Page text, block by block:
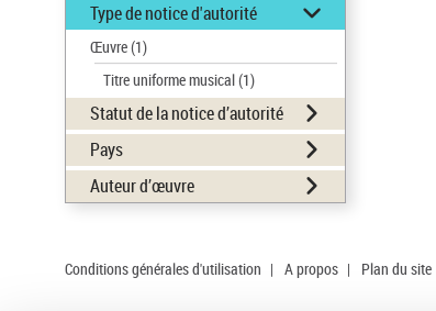
Type de notice d'autorité
Œuvre(1)
Titre uniforme musical(1)
Statut de la notice d’autorité
Pays
Auteur d’œuvre
Conditions générales d'utilisation | A propos | Plan du site